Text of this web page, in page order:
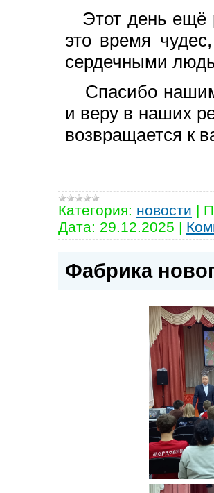
Этот день ещё
это время
сердечными
Спасибо
и веру в наших
возвращается к
Категория: новости |
Дата: 29.12.2025 |
Фабрика